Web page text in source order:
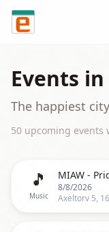
Skip to content
Events in
The happiest
50 upcoming events
🎵
Music
8/8/2026